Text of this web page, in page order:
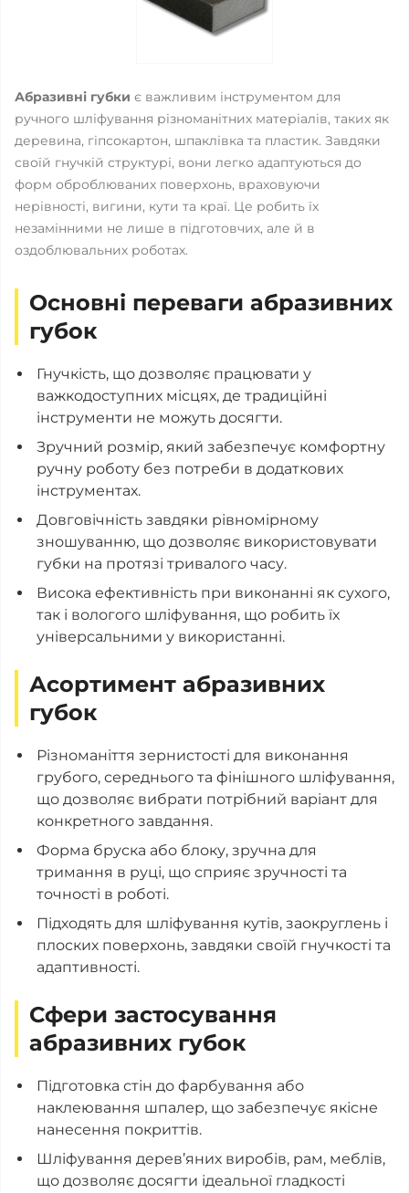
Абразивні губки є важливим інструментом для
ручного шліфування різноманітних матеріалів, таких як
деревина, гіпсокартон, шпаклівка та пластик. Завдяки
своїй гнучкій структурі, вони легко адаптуються до
форм оброблюваних поверхонь, враховуючи
нерівності, вигини, кути та краї. Це робить їх
незамінними не лише в підготовчих, але й в
оздоблювальних роботах.
Основні переваги абразивних
губок
Гнучкість, що дозволяє працювати у
важкодоступних місцях, де традиційні
інструменти не можуть досягти.
Зручний розмір, який забезпечує комфортну
ручну роботу без потреби в додаткових
інструментах.
Довговічність завдяки рівномірному
зношуванню, що дозволяє використовувати
губки на протязі тривалого часу.
Висока ефективність при виконанні як сухого,
так і вологого шліфування, що робить їх
універсальними у використанні.
Асортимент абразивних
губок
Різноманіття зернистості для виконання
грубого, середнього та фінішного шліфування,
що дозволяє вибрати потрібний варіант для
конкретного завдання.
Форма бруска або блоку, зручна для
тримання в руці, що сприяє зручності та
точності в роботі.
Підходять для шліфування кутів, заокруглень і
плоских поверхонь, завдяки своїй гнучкості та
адаптивності.
Сфери застосування
абразивних губок
Підготовка стін до фарбування або
наклеювання шпалер, що забезпечує якісне
нанесення покриттів.
Шліфування дерев’яних виробів, рам, меблів,
що дозволяє досягти ідеальної гладкості